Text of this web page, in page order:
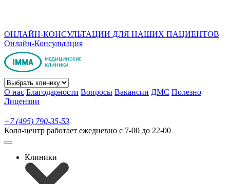
ОНЛАЙН-КОНСУЛЬТАЦИИ ДЛЯ НАШИХ ПАЦИЕНТОВ
Онлайн-Консультация
О нас Благодарности Вопросы Вакансии ДМС Полезно
Лицензии
+7 (495) 790-35-53
Колл-центр работает ежедневно с 7-00 до 22-00
Клиники